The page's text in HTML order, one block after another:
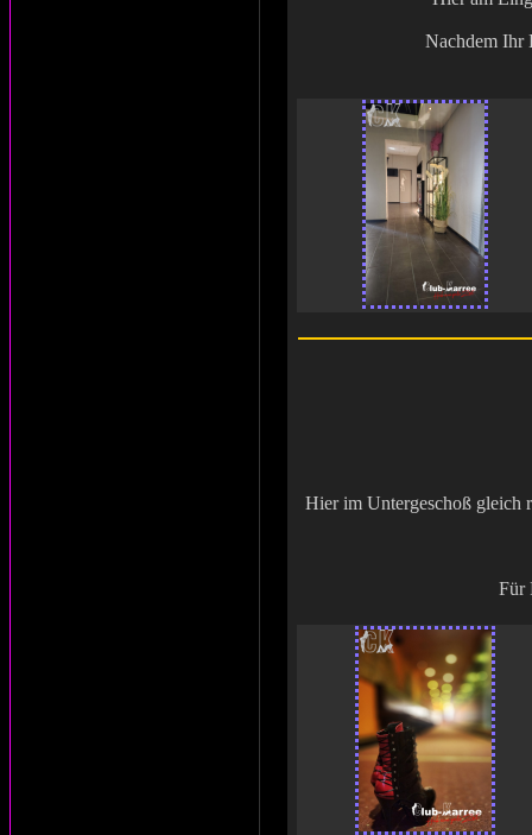
Nachdem Ihr
Hier im Untergeschoß gleich
Für